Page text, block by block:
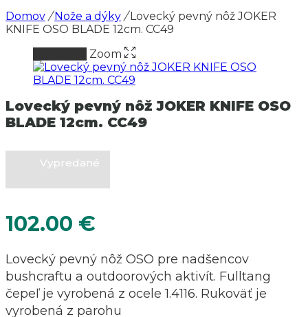
Domov / Nože a dýky /Lovecký pevný nôž JOKER
KNIFE OSO BLADE 12cm. CC49
Zoom
Lovecký pevný nôž JOKER KNIFE OSO
BLADE 12cm. CC49
Vypredané
102.00 €
Lovecký pevný nôž OSO pre nadšencov
bushcraftu a outdoorových aktivít. Fulltang
čepeľ je vyrobená z ocele 1.4116. Rukoväť je
vyrobená z parohu